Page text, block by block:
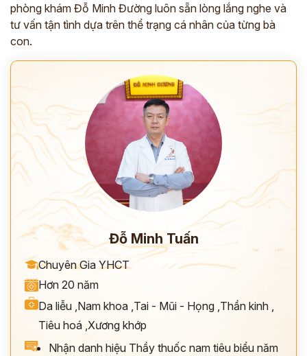
phòng khám Đỗ Minh Đường luôn sẵn lòng lắng nghe và
tư vấn tận tình dựa trên thể trạng cá nhân của từng bà
con.
Đỗ Minh Tuấn
Chuyên Gia YHCT
Hơn 20 năm
Da liễu ,Nam khoa ,Tai - Mũi - Họng ,Thần kinh ,
Tiêu hoá ,Xương khớp
Nhận danh hiệu Thầy thuốc nam tiêu biểu năm